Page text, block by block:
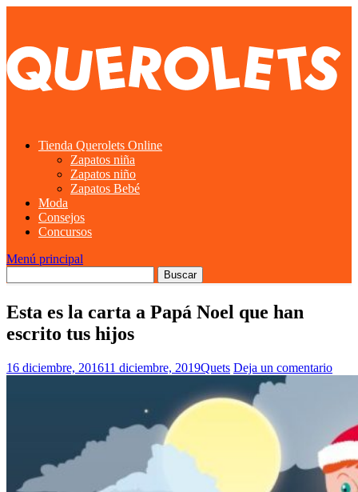
Tienda Querolets Online
Zapatos niña
Zapatos niño
Zapatos Bebé
Moda
Consejos
Concursos
Menú principal
Esta es la carta a Papá Noel que han
escrito tus hijos
16 diciembre, 201611 diciembre, 2019Quets Deja un comentario